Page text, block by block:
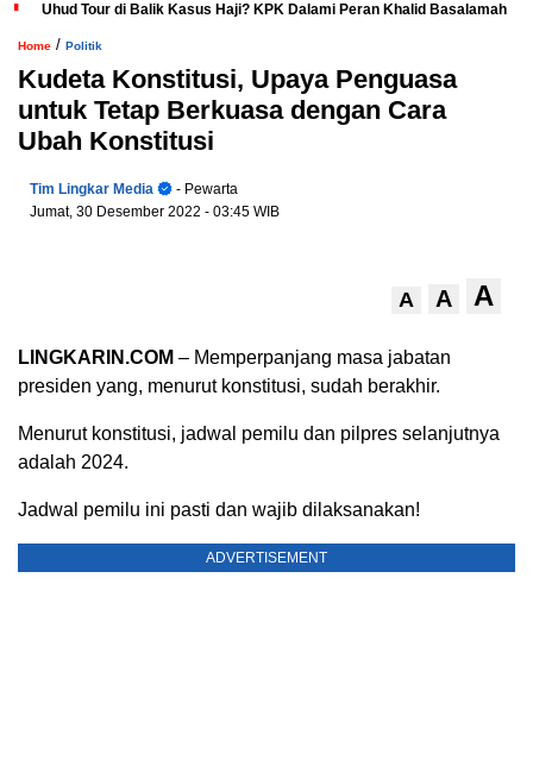
Uhud Tour di Balik Kasus Haji? KPK Dalami Peran Khalid Basalamah
Home / Politik
Kudeta Konstitusi, Upaya Penguasa
untuk Tetap Berkuasa dengan Cara
Ubah Konstitusi
Tim Lingkar Media
- Pewarta
Jumat, 30 Desember 2022 - 03:45 WIB
A A A
LINGKARIN.COM – Memperpanjang masa jabatan
presiden yang, menurut konstitusi, sudah berakhir.
Menurut konstitusi, jadwal pemilu dan pilpres selanjutnya
adalah 2024.
Jadwal pemilu ini pasti dan wajib dilaksanakan!
ADVERTISEMENT